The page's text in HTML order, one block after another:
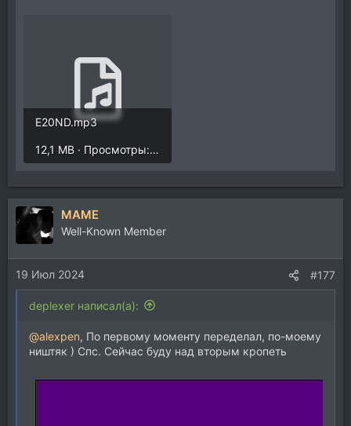
E20ND.mp3
12,1 MB · Просмотры: 470
MAME
Well-Known Member
19 Июл 2024 #177
deplexer написал(а):
@alexpen, По первому моменту переделал, по-моему
ништяк ) Спс. Сейчас буду над вторым кропеть